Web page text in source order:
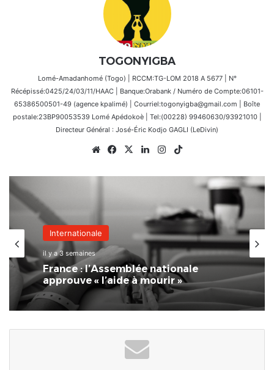
TOGONYIGBA
Lomé-Amadanhomé (Togo) | RCCM:TG-LOM 2018 A 5677 | N°
Récépissé:0425/24/03/11/HAAC | Banque:Orabank / Numéro de Compte:06101-
65386500501-49 (agence kpalimé) | Courriel:togonyigba@gmail.com | Boîte
postale:23BP90053539 Lomé Apédokoè | Tel:(00228) 99460630/93921010 |
Directeur Général : José-Éric Kodjo GAGLI (LeDivin)
WebsiteFacebook
X LinkedinInstagram
Internationale
il y a 3 semaines
France : l’Assemblée nationale
approuve « l’aide à mourir »